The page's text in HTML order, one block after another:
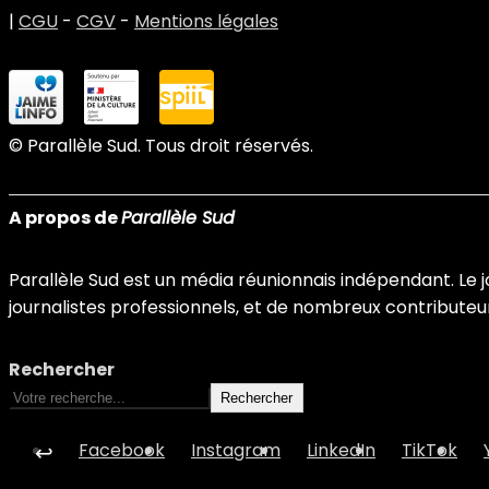
| CGU - CGV - Mentions légales
© Parallèle Sud. Tous droit réservés.
A propos deParallèle Sud
Parallèle Sud est un média réunionnais indépendant.
journalistes professionnels, et de nombreux
Rechercher
Rechercher
Facebook Instagram LinkedIn TikTok
↩︎